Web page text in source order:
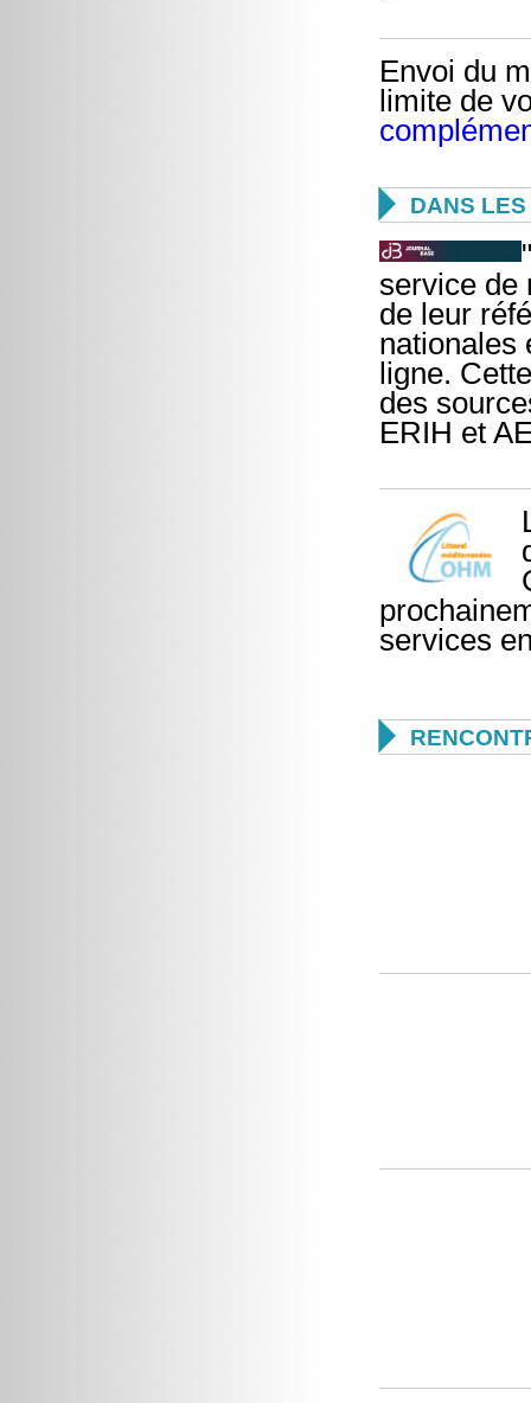
Envoi du
limite de
 DANS
service de
de leur
nationales
ligne.
des
ERIH et
services
